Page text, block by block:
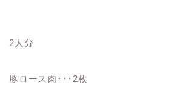
2人分
豚ロース肉･･･2枚